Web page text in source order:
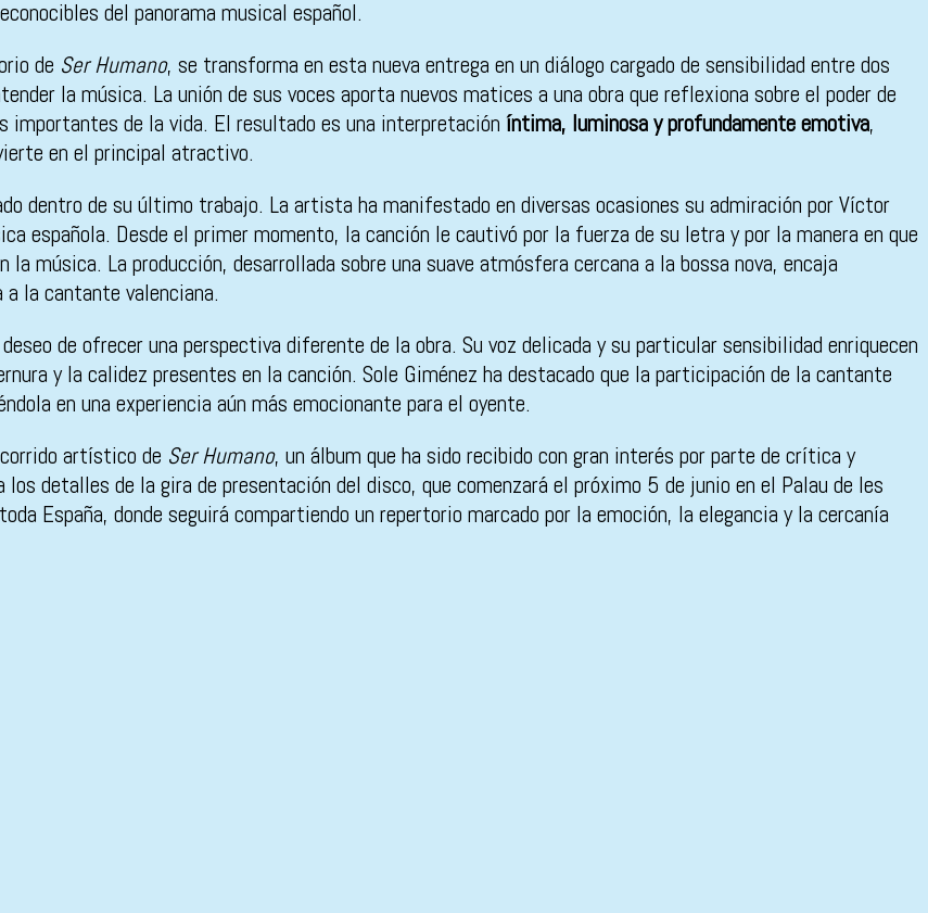
del panorama musical español.
de Ser Humano, se transforma en esta nueva entrega en un diálogo cargado de sensibilidad entre dos
la música. La unión de sus voces aporta nuevos matices a una obra que reflexiona sobre el poder de
importantes de la vida. El resultado es una interpretación íntima, luminosa y profundamente emotiva,
en el principal atractivo.
dentro de su último trabajo. La artista ha manifestado en diversas ocasiones su admiración por Víctor
española. Desde el primer momento, la canción le cautivó por la fuerza de su letra y por la manera en que
música. La producción, desarrollada sobre una suave atmósfera cercana a la bossa nova, encaja
la cantante valenciana.
de ofrecer una perspectiva diferente de la obra. Su voz delicada y su particular sensibilidad enriquecen
y la calidez presentes en la canción. Sole Giménez ha destacado que la participación de la cantante
en una experiencia aún más emocionante para el oyente.
artístico de Ser Humano, un álbum que ha sido recibido con gran interés por parte de crítica y
detalles de la gira de presentación del disco, que comenzará el próximo 5 de junio en el Palau de les
España, donde seguirá compartiendo un repertorio marcado por la emoción, la elegancia y la cercanía